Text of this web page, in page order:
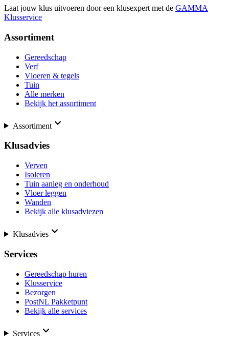
Laat jouw klus uitvoeren door een klusexpert met de GAMMA
Klusservice
Assortiment
Gereedschap
Verf
Vloeren & tegels
Tuin
Alle merken
Bekijk het assortiment
Assortiment
Klusadvies
Verven
Isoleren
Tuin aanleg en onderhoud
Vloer leggen
Wanden
Bekijk alle klusadviezen
Klusadvies
Services
Gereedschap huren
Klusservice
Bezorgen
PostNL Pakketpunt
Bekijk alle services
Services